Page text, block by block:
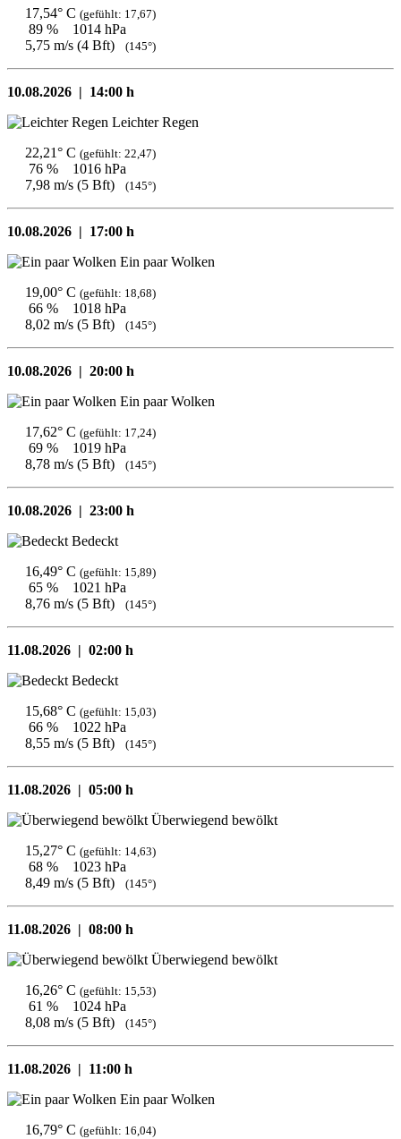
17,54° C (gefühlt: 17,67)
89 %
1014 hPa
5,75 m/s (4 Bft)
(145°)
10.08.2026 | 14:00 h
Leichter Regen
22,21° C (gefühlt: 22,47)
76 %
1016 hPa
7,98 m/s (5 Bft)
(145°)
10.08.2026 | 17:00 h
Ein paar Wolken
19,00° C (gefühlt: 18,68)
66 %
1018 hPa
8,02 m/s (5 Bft)
(145°)
10.08.2026 | 20:00 h
Ein paar Wolken
17,62° C (gefühlt: 17,24)
69 %
1019 hPa
8,78 m/s (5 Bft)
(145°)
10.08.2026 | 23:00 h
Bedeckt
16,49° C (gefühlt: 15,89)
65 %
1021 hPa
8,76 m/s (5 Bft)
(145°)
11.08.2026 | 02:00 h
Bedeckt
15,68° C (gefühlt: 15,03)
66 %
1022 hPa
8,55 m/s (5 Bft)
(145°)
11.08.2026 | 05:00 h
Überwiegend bewölkt
15,27° C (gefühlt: 14,63)
68 %
1023 hPa
8,49 m/s (5 Bft)
(145°)
11.08.2026 | 08:00 h
Überwiegend bewölkt
16,26° C (gefühlt: 15,53)
61 %
1024 hPa
8,08 m/s (5 Bft)
(145°)
11.08.2026 | 11:00 h
Ein paar Wolken
16,79° C (gefühlt: 16,04)